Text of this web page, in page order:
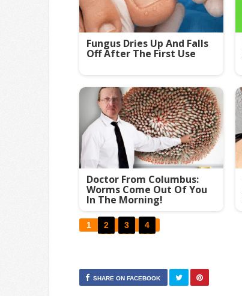
Fungus Dries Up And Falls
Off After The First Use
Doctor From Columbus:
Worms Come Out Of You
In The Morning!
1 2 3 4
SHARE ON FACEBOOK